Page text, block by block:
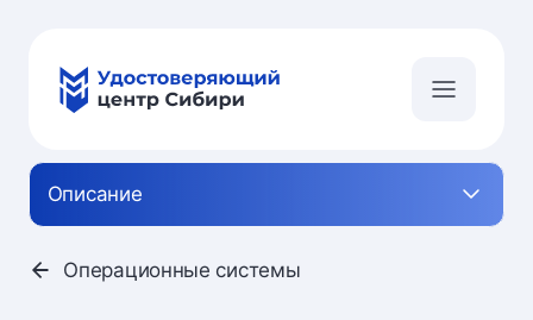
Описание
Операционные системы